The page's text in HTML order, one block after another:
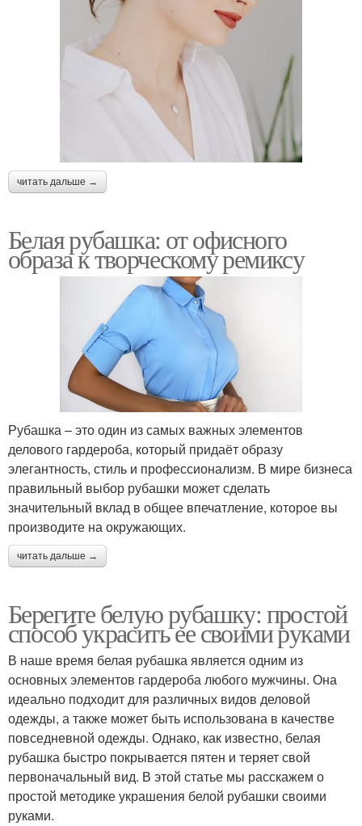
читать дальше →
Белая рубашка: от офисного
образа к творческому ремиксу
Рубашка – это один из самых важных элементов
делового гардероба, который придаёт образу
элегантность, стиль и профессионализм. В мире бизнеса
правильный выбор рубашки может сделать
значительный вклад в общее впечатление, которое вы
производите на окружающих.
читать дальше →
Берегите белую рубашку: простой
способ украсить ее своими руками
В наше время белая рубашка является одним из
основных элементов гардероба любого мужчины. Она
идеально подходит для различных видов деловой
одежды, а также может быть использована в качестве
повседневной одежды. Однако, как известно, белая
рубашка быстро покрывается пятен и теряет свой
первоначальный вид. В этой статье мы расскажем о
простой методике украшения белой рубашки своими
руками.